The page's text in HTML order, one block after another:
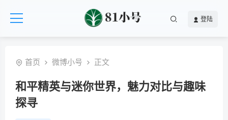
登陆
首页 微博小号 正文
和平精英与迷你世界，魅力对比与趣味
探寻